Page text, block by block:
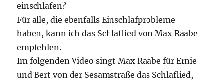
einschlafen?
Für alle, die ebenfalls Einschlafprobleme
haben, kann ich das Schlaflied von Max Raabe
empfehlen.
Im folgenden Video singt Max Raabe für Ernie
und Bert von der Sesamstraße das Schlaflied,